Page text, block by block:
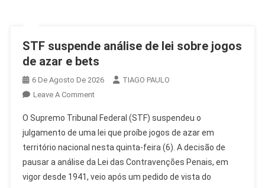
STF suspende análise de lei sobre jogos
de azar e bets
6 De Agosto De 2026
TIAGO PAULO
Leave A CommentOn
Suspende
Análise
De
Lei
Sobre
O Supremo Tribunal Federal (STF) suspendeu o
julgamento de uma lei que proíbe jogos de azar em
território nacional nesta quinta-feira (6). A decisão de
pausar a análise da Lei das Contravenções Penais, em
vigor desde 1941, veio após um pedido de vista do